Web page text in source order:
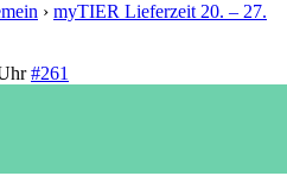
› myTIER Lieferzeit 20. – 27.
#261